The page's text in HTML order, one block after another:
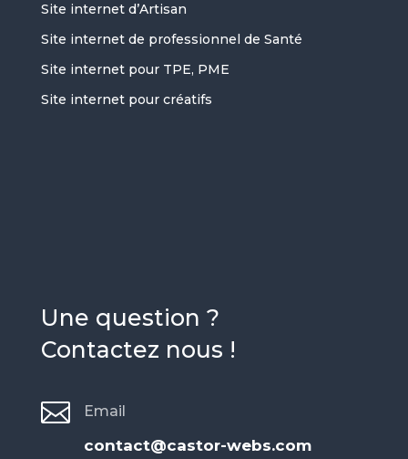
Site internet d’Artisan
Site internet de professionnel de Santé
Site internet pour TPE, PME
Site internet pour créatifs
Une question ?
Contactez nous !
 Email
contact@castor-webs.com